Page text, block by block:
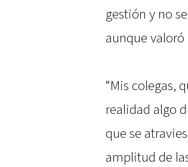
gestión y no
aunque
“Mis colegas,
realidad algo
que se
amplitud de